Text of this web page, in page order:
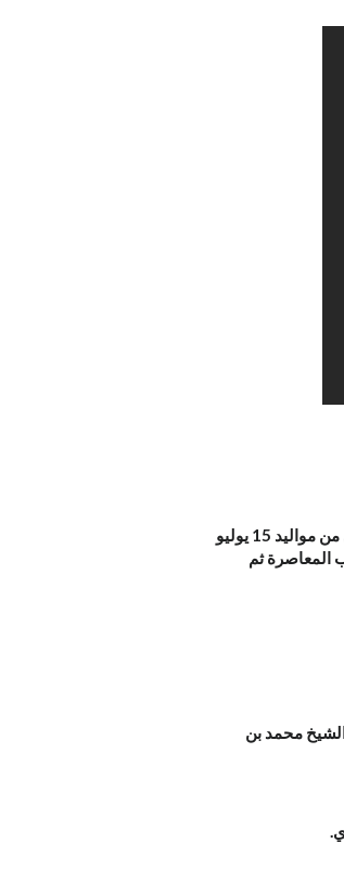
أستاذ مساعد في كلية المعلمين بجامعه الملك سعود بالرياض وداعيه إسلامي سعودي من مواليد 15 يوليو
المعاصرة ثم
محمد بن